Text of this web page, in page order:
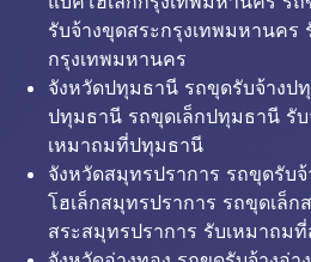
รับจ้างขุดสระกรุงเทพมหานคร
กรุงเทพมหานคร
จังหวัดปทุมธานี รถขุดรับจ้างป
ปทุมธานี รถขุดเล็กปทุมธานี รั
เหมาถมที่ปทุมธานี
จังหวัดสมุทรปราการ รถขุดรับ
โฮเล็กสมุทรปราการ รถขุดเล็
สระสมุทรปราการ รับเหมาถม